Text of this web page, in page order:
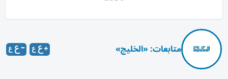
متابعات: «الخليج»